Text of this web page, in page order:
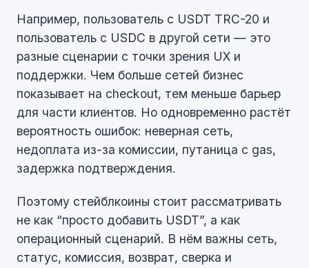
Например, пользователь с USDT TRC-20 и
пользователь с USDC в другой сети — это
разные сценарии с точки зрения UX и
поддержки. Чем больше сетей бизнес
показывает на checkout, тем меньше барьер
для части клиентов. Но одновременно растёт
вероятность ошибок: неверная сеть,
недоплата из-за комиссии, путаница с gas,
задержка подтверждения.
Поэтому стейблкоины стоит рассматривать
не как “просто добавить USDT”, а как
операционный сценарий. В нём важны сеть,
статус, комиссия, возврат, сверка и